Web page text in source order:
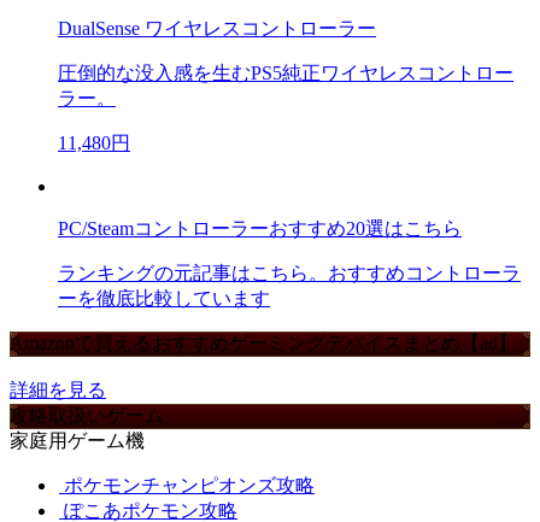
DualSense ワイヤレスコントローラー
圧倒的な没入感を生むPS5純正ワイヤレスコントロー
ラー。
11,480円
PC/Steamコントローラーおすすめ20選はこちら
ランキングの元記事はこちら。おすすめコントローラ
ーを徹底比較しています
Amazonで買えるおすすめゲーミングデバイスまとめ【ad】
詳細を見る
攻略取扱いゲーム
家庭用ゲーム機
ポケモンチャンピオンズ攻略
ぽこあポケモン攻略